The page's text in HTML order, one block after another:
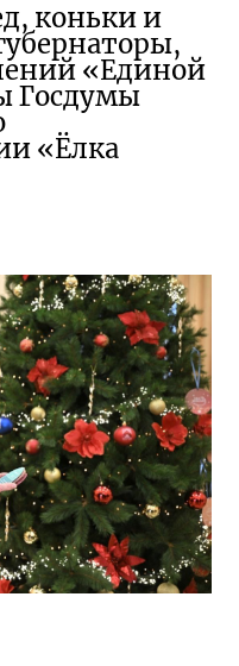
коньки и
«Единой
Госдумы
«Ёлка